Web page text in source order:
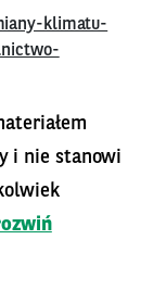
klimatu-
i nie stanowi